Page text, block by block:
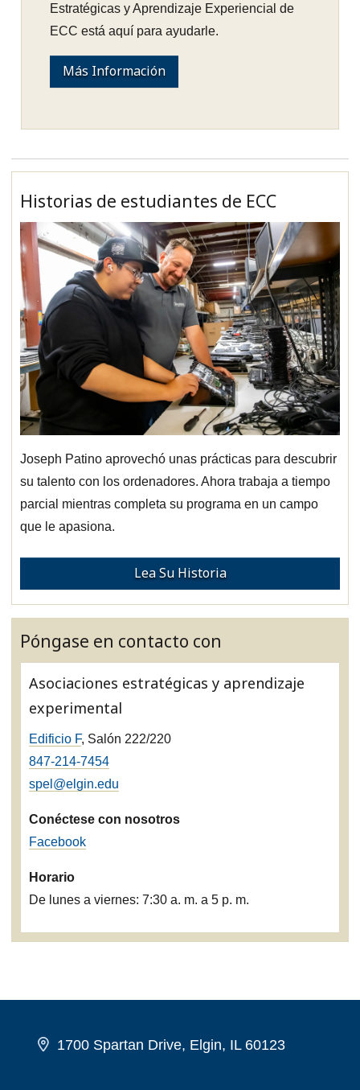
Estratégicas y Aprendizaje Experiencial de
ECC está aquí para ayudarle.
Más Información
Historias de estudiantes de ECC
Joseph Patino aprovechó unas prácticas para descubrir
su talento con los ordenadores. Ahora trabaja a tiempo
parcial mientras completa su programa en un campo
que le apasiona.
Lea Su Historia
Póngase en contacto con
Asociaciones estratégicas y aprendizaje
experimental
Edificio F, Salón 222/220
847-214-7454
spel@elgin.edu
Conéctese con nosotros
Facebook
Horario
De lunes a viernes: 7:30 a. m. a 5 p. m.
1700 Spartan Drive, Elgin, IL 60123